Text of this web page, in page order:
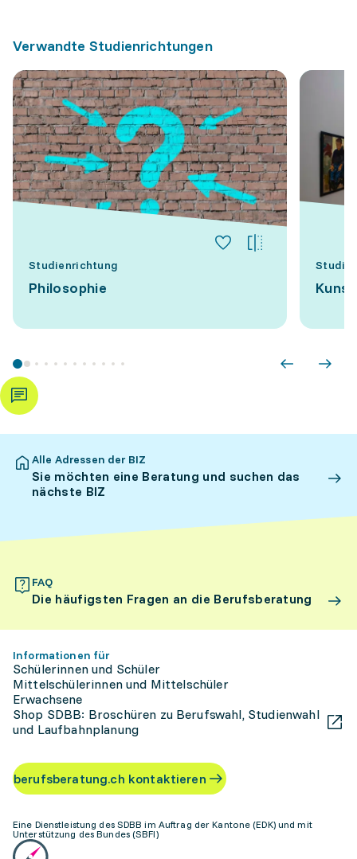
Verwandte Studienrichtungen
Studienrichtung
Philosophie
Alle Adressen der BIZ
Sie möchten eine Beratung und suchen das
nächste BIZ
FAQ
Die häufigsten Fragen an die Berufsberatung
Informationen für
Schülerinnen und Schüler
Mittelschülerinnen und Mittelschüler
Erwachsene
Shop SDBB: Broschüren zu Berufswahl, Studienwahl
und Laufbahnplanung
berufsberatung.ch kontaktieren
Eine Dienstleistung des SDBB im Auftrag der Kantone (EDK) und mit
Unterstützung des Bundes (SBFI)